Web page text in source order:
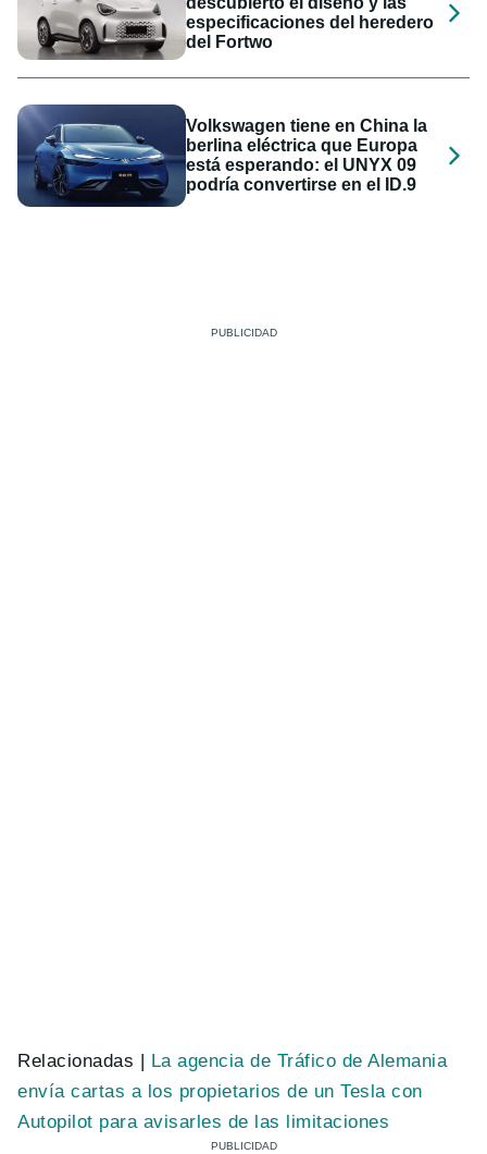
especificaciones del heredero
del Fortwo
Volkswagen tiene en China la
berlina eléctrica que Europa
está esperando: el UNYX 09
podría convertirse en el ID.9
Relacionadas | La agencia de Tráfico de Alemania
envía cartas a los propietarios de un Tesla con
Autopilot para avisarles de las limitaciones